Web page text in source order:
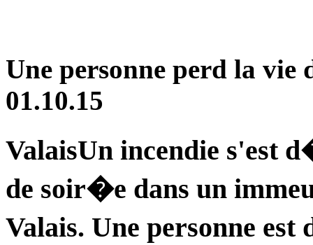
Une personne perd la
01.10.15
ValaisUn incendie
de soir�e dans un
Valais. Une personne